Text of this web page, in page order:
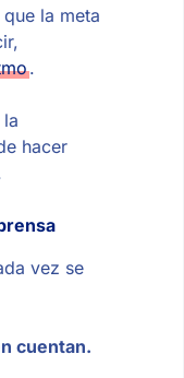
la meta
.
hacer
vez se
cuentan.